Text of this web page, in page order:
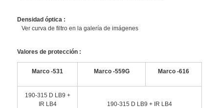
Densidad óptica :
Ver curva de filtro en la galería de imágenes
Valores de protección :
Marco -531 Marco -559G Marco -616
190-315 D LB9 +
IR LB4
190-315 D LB9 + IR LB4